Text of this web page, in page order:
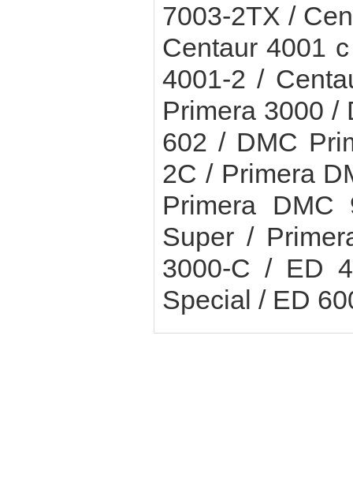
7003-2TX /
Centaur 4001
4001-2 /
Primera 3000 /
602 / DMC
2C / Primera
Primera DMC
Super /
3000-C / ED
Special / ED